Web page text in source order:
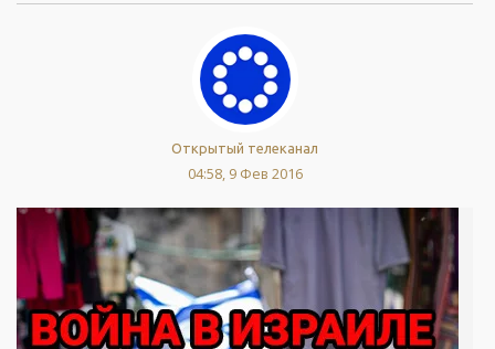
Открытый телеканал
04:58, 9 Фев 2016